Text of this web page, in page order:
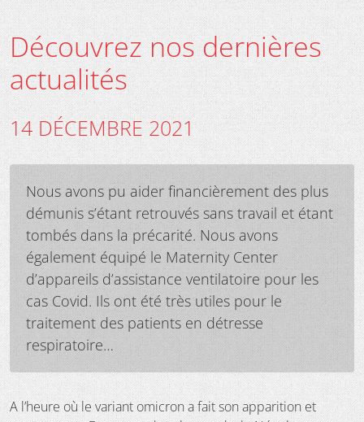
Découvrez nos dernières
actualités
14 DÉCEMBRE 2021
Nous avons pu aider financièrement des plus
démunis s’étant retrouvés sans travail et étant
tombés dans la précarité. Nous avons
également équipé le Maternity Center
d’appareils d’assistance ventilatoire pour les
cas Covid. Ils ont été très utiles pour le
traitement des patients en détresse
respiratoire…
A l’heure où le variant omicron a fait son apparition et